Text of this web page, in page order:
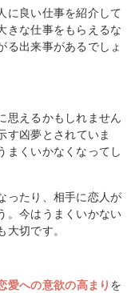
に良い仕事を紹介して
きな仕事をもらえるな
る出来事があるでしょ
思えるかもしれません
す凶夢とされていま
まくいかなくなってし
ったり、相手に恋人が
。今はうまくいかない
切です。
愛への意欲の高まり を